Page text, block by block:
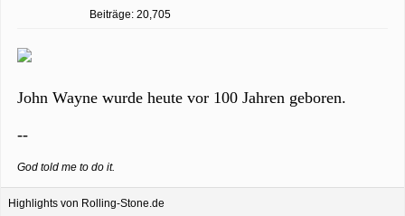
Beiträge: 20,705
John Wayne wurde heute vor 100 Jahren geboren.
--
God told me to do it.
Highlights von Rolling-Stone.de